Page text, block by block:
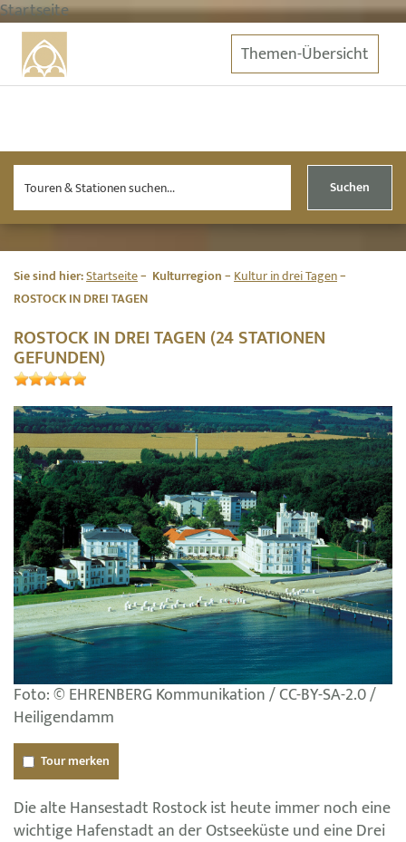
Startseite
Themen-Übersicht
Suchen
Sie sind hier:Startseite Kulturregion
Kultur in drei Tagen
ROSTOCK IN DREI TAGEN
ROSTOCK IN DREI TAGEN (24 STATIONEN
GEFUNDEN)
Foto: © EHRENBERG Kommunikation / CC-BY-SA-2.0 /
Heiligendamm
Tour merken
Die alte Hansestadt Rostock ist heute immer noch eine
wichtige Hafenstadt an der Ostseeküste und eine Drei